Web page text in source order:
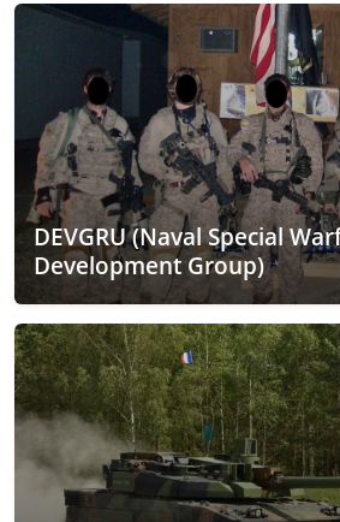
DEVGRU (Naval Special
Development Group)